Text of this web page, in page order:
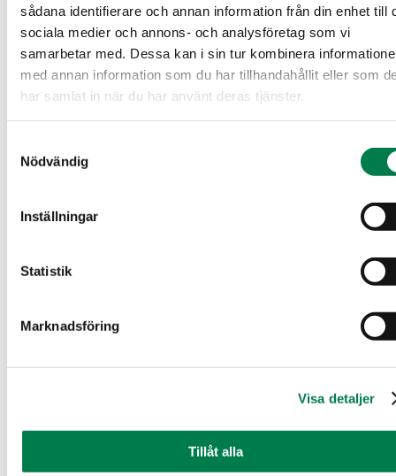
sådana identifierare och annan information från din enhet till
sociala medier och annons- och analysföretag som vi
samarbetar med. Dessa kan i sin tur kombinera
med annan information som du har tillhandahållit eller som
har samlat in när du har använt deras tjänster.
Nödvändig
Inställningar
Statistik
Marknadsföring
Visa detaljer
Tillåt alla
Köparens avgifter
kauppahinnasta, lainhuudon haun 172 euroa.
Mahdollisessa sähköisessä kiinteistökaupassa ostaja
kiinteistövaihdannan palvelumaksun 236 euroa.
slutförande dock försenas med mer än 8 veckor på